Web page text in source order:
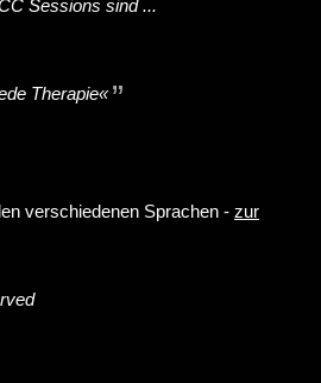
Sessions sind ...
Therapie«
verschiedenen Sprachen - zur